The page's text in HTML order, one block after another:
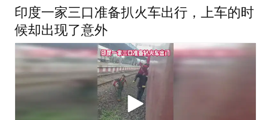
印度一家三口准备扒火车出行，上车的时
候却出现了意外